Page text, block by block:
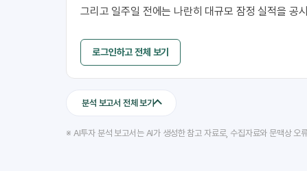
그리고 일주일 전에는 나란히 대규모 잠정 실적을 공
데이터로 갈라 봤다.
로그인하고 전체 보기
분석 보고서 전체 보기
※ AI투자 분석 보고서는 AI가 생성한 참고 자료로, 수집자료와 문맥상 오